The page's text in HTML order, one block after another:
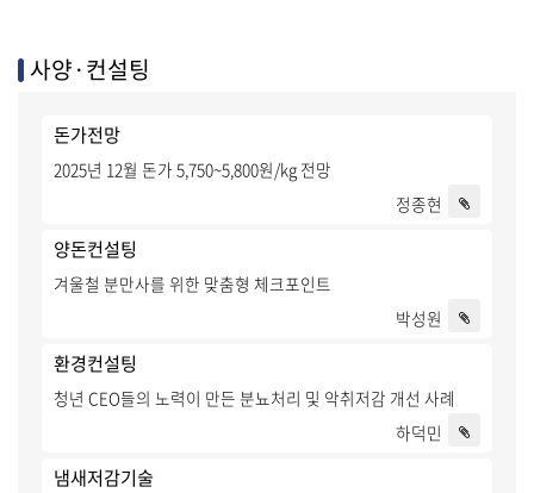
사양·컨설팅
돈가전망
2025년 12월 돈가 5,750~5,800원/kg 전망
정종현
양돈컨설팅
겨울철 분만사를 위한 맞춤형 체크포인트
박성원
환경컨설팅
청년 CEO들의 노력이 만든 분뇨처리 및 악취저감 개선 사례
하덕민
냄새저감기술